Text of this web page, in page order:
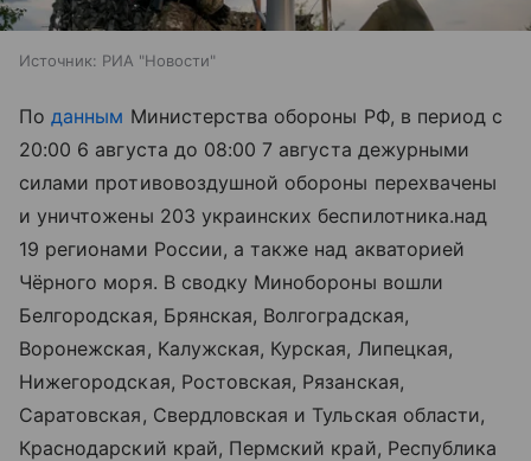
Источник: РИА "Новости"
Поданным Министерства обороны РФ, в период с
20:00 6 августа до 08:00 7 августа дежурными
силами противовоздушной обороны перехвачены
и уничтожены 203 украинских беспилотника.над
19 регионами России, а также над акваторией
Чёрного моря. В сводку Минобороны вошли
Белгородская, Брянская, Волгоградская,
Воронежская, Калужская, Курская, Липецкая,
Нижегородская, Ростовская, Рязанская,
Саратовская, Свердловская и Тульская области,
Краснодарский край, Пермский край, Республика